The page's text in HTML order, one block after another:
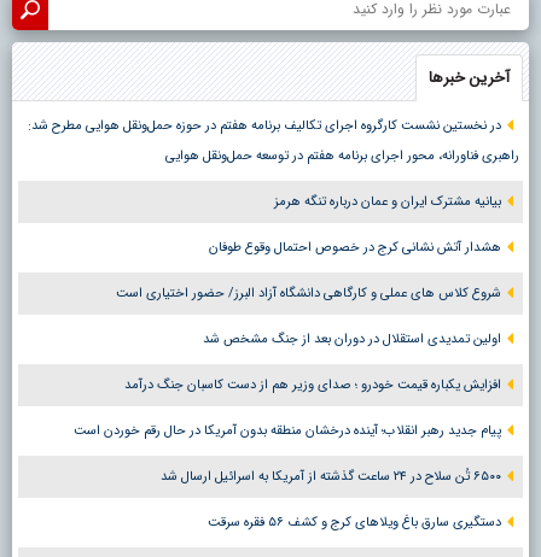
آخرین خبرها
در نخستین نشست کارگروه اجرای تکالیف برنامه هفتم در حوزه حمل‌ونقل هوایی مطرح شد:
راهبری فناورانه، محور اجرای برنامه هفتم در توسعه حمل‌ونقل هوایی
بیانیه مشترک ایران و عمان درباره تنگه هرمز
هشدار آتش نشانی کرج در خصوص احتمال وقوع طوفان
شروع کلاس های عملی و کارگاهی دانشگاه آزاد البرز/ حضور اختیاری است
اولین تمدیدی استقلال در دوران بعد از جنگ مشخص شد
افزایش یکباره قیمت خودرو ؛ صدای وزیر هم از دست کاسبان جنگ درآمد
پیام جدید رهبر انقلاب؛ آینده درخشان منطقه بدون آمریکا در حال رقم خوردن است
۶۵۰۰ تُن سلاح در ۲۴ ساعت گذشته از آمریکا به اسرائیل ارسال شد
دستگیری سارق باغ ویلاهای کرج و کشف ۵۶ فقره سرقت